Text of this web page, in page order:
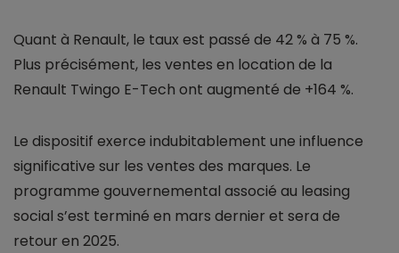
Quant à Renault, le taux est passé de 42 % à 75 %.
Plus précisément, les ventes en location de la
Renault Twingo E-Tech ont augmenté de +164 %.
Le dispositif exerce indubitablement une influence
significative sur les ventes des marques. Le
programme gouvernemental associé au leasing
social s’est terminé en mars dernier et sera de
retour en 2025.